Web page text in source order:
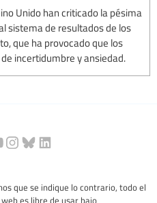
Unido han criticado la pésima
sistema de resultados de los
que ha provocado que los
incertidumbre y ansiedad.
que se indique lo contrario, todo el